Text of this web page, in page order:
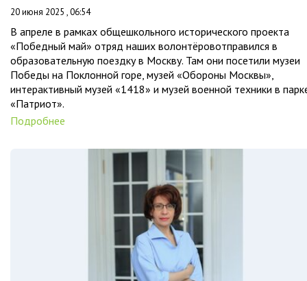
20 июня 2025 , 06:54
В апреле в рамках общешкольного исторического проекта
«Победный май» отряд наших волонтёровотправился в
образовательную поездку в Москву. Там они посетили музеи
Победы на Поклонной горе, музей «Обороны Москвы»,
интерактивный музей «1418» и музей военной техники в
«Патриот».
Подробнее